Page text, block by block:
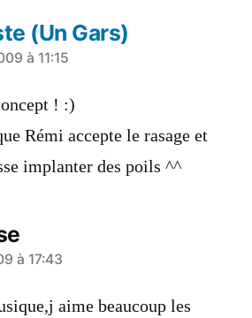
(Un Gars)
à 11:15
! :)
Rémi accepte le rasage et
implanter des poils ^^
à 17:43
aime beaucoup les